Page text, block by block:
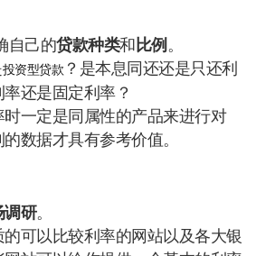
自己的贷款种类和比例。
投资型贷款 ？是本息同还还是只还利
还是固定利率？
一定是同属性的产品来进行对
数据才具有参考价值。
调研。
可以比较利率的网站以及各大银